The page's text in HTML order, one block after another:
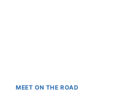
MEET ON THE ROAD